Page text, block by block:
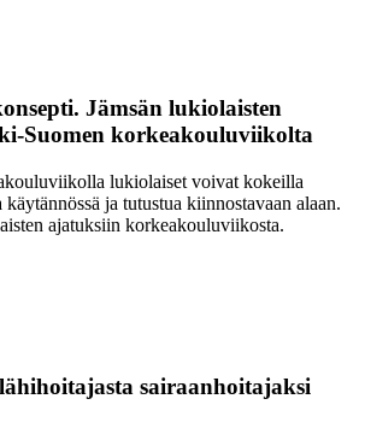
Jämsän lukiolaisten
Suomen korkeakouluviikolta
lukiolaiset voivat kokeilla
ja tutustua kiinnostavaan alaan.
ajatuksiin korkeakouluviikosta.
sairaanhoitajaksi